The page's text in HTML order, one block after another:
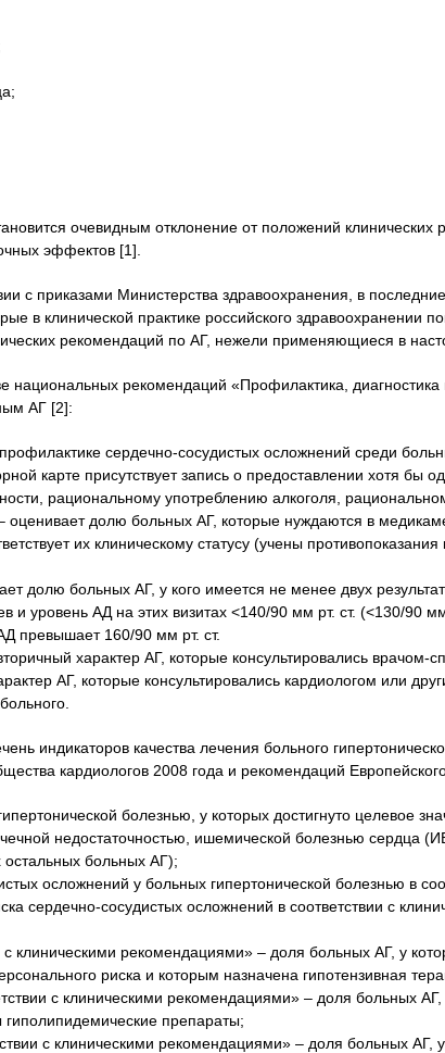
очевидным отклонение от положений
эффектов [1].
с приказами Министерства здравоохранения, в
в клинической практике российского здравоохранении
рекомендаций по АГ, нежели применяющиеся в
национальных рекомендаций «Профилактика,
АГ [2]:
сердечно-сосудистых осложнений среди
карте присутствует запись о предоставлении хотя бы
рациональному употреблению алкоголя,
оценивает долю больных АГ, которые нуждаются в
их клиническому статусу (учены
долю больных АГ, у кого имеется не менее двух
уровень АД на этих визитах <140/90 мм рт. ст. (<130/90
превышает 160/90 мм рт. ст.
характер АГ, которые консультировались врачом-
АГ, которые консультировались кардиологом или
индикаторов качества лечения больного
кардиологов 2008 года и рекомендаций
болезнью, у которых достигнуто целевое
недостаточностью, ишемической болезнью сердца
больных АГ);
осложнений у больных гипертонической болезнью в
сердечно-сосудистых осложнений в соответствии с
с клиническими рекомендациями» – доля больных АГ, у
риска и которым назначена гипотензивная
с клиническими рекомендациями» – доля больных
препараты;
с клиническими рекомендациями» – доля больных АГ,